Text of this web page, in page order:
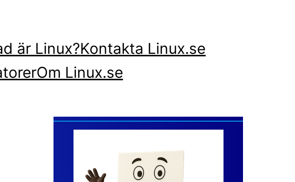
är Linux?Kontakta Linux.se
Om Linux.se